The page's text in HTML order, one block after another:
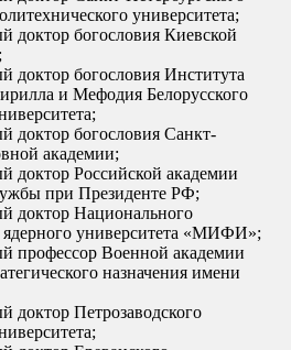
университета;
доктор богословия Киевской
доктор богословия Института
и Мефодия Белорусского
доктор богословия Санкт-
академии;
доктор Российской академии
при Президенте РФ;
доктор Национального
ядерного университета «МИФИ»;
профессор Военной академии
назначения имени
доктор Петрозаводского